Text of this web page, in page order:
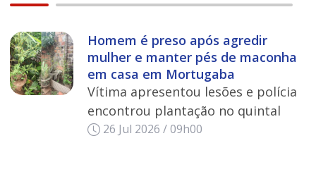
Homem é preso após agredir
mulher e manter pés de maconha
em casa em Mortugaba
Vítima apresentou lesões e polícia
encontrou plantação no quintal
26 Jul 2026 / 09h00